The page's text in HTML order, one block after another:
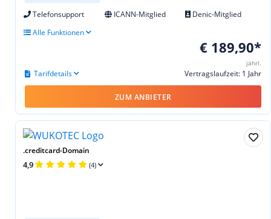
Telefonsupport ICANN-Mitglied
Denic-Mitglied
Alle Funktionen
€ 189,90*
jährl.
Vertragslaufzeit: 1 Jahr
Tarifdetails
ZUM ANBIETER
.creditcard-Domain
4,9 (4)